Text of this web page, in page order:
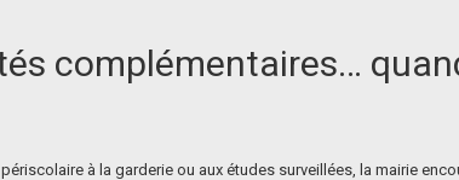
complémentaires…
à la garderie ou aux études surveillées, la mairie